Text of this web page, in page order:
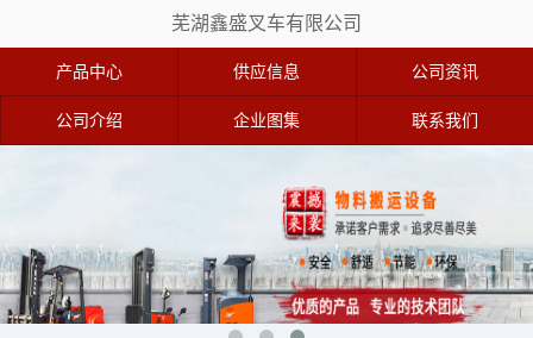
芜湖鑫盛叉车有限公司
产品中心 供应信息 公司资讯
公司介绍 企业图集 联系我们